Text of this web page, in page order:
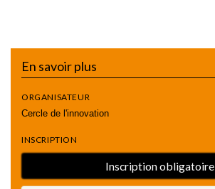
En savoir plus
ORGANISATEUR
Cercle de l'innovation
INSCRIPTION
Inscription obligatoire